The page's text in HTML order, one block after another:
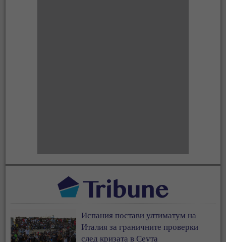
Испания постави ултиматум на
Италия за граничните проверки
след кризата в Сеута